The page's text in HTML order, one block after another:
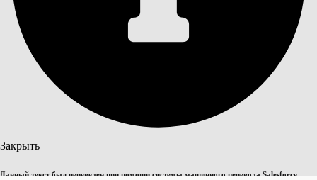
Закрыть
Данный текст был переведен при помощи системы машинного перевода Salesforce.